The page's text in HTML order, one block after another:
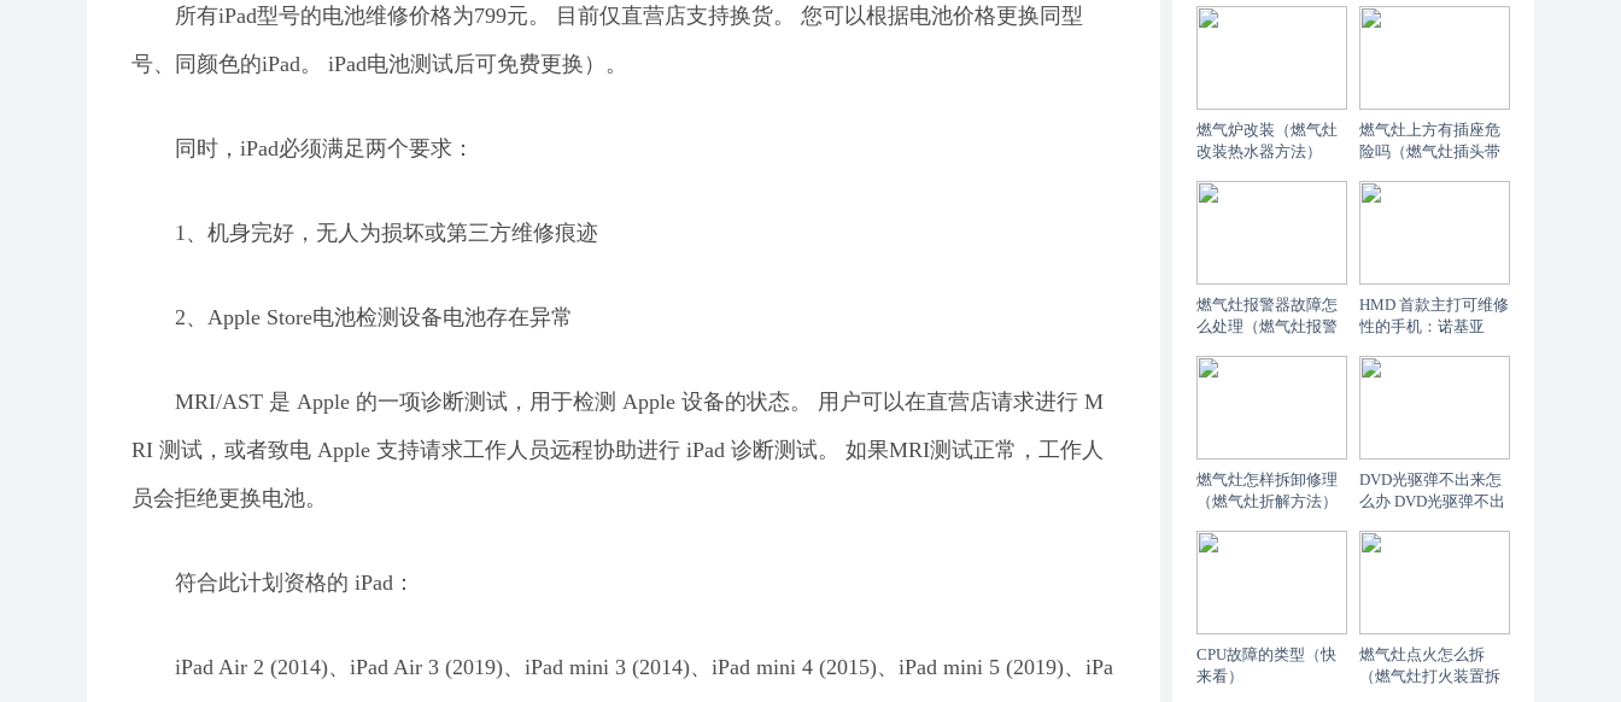
所有iPad型号的电池维修价格为799元。 目前仅直营店支持换货。 您可以根据电池价格更换同型
号、同颜色的iPad。 iPad电池测试后可免费更换）。
同时，iPad必须满足两个要求：
1、机身完好，无人为损坏或第三方维修痕迹
2、Apple Store电池检测设备电池存在异常
MRI/AST 是 Apple 的一项诊断测试，用于检测 Apple 设备的状态。 用户可以在直营店请求进行 M
RI 测试，或者致电 Apple 支持请求工作人员远程协助进行 iPad 诊断测试。 如果MRI测试正常，工作人
员会拒绝更换电池。
符合此计划资格的 iPad：
iPad Air 2 (2014)、iPad Air 3 (2019)、iPad mini 3 (2014)、iPad mini 4 (2015)、iPad mini 5 (2019)、iPa
燃气炉改装（燃气灶
改装热水器方法）
燃气灶上方有插座危
险吗（燃气灶插头带
燃气灶报警器故障怎
么处理（燃气灶报警
HMD 首款主打可维修
性的手机：诺基亚
英镑（一篇读懂）
燃气灶怎样拆卸修理
（燃气灶折解方法）
DVD光驱弹不出来怎
么办 DVD光驱弹不出
诉别人）
CPU故障的类型（快
来看）
燃气灶点火怎么拆
（燃气灶打火装置拆